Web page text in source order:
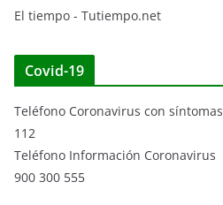
El tiempo - Tutiempo.net
Covid-19
Teléfono Coronavirus con síntomas
112
Teléfono Información Coronavirus
900 300 555